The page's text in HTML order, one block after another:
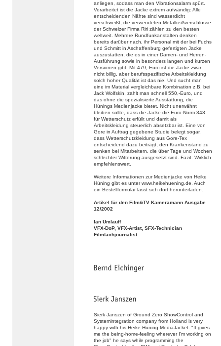
anliegen, sodass man den Vibrationsalarm spürt.
Verarbeitet ist die Jacke extrem aufwändig: Alle
entscheidenden Nähte sind wasserdicht
verschweißt, die verwendeten Metallreißverschlüsse
der Schweizer Firma Riri zählen zu den besten
weltweit. Mehrere Rundfunkanstalten denken
bereits darüber nach, ihr Personal mit der bei Fuchs
und Schmitt in Aschaffenburg gefertigten Jacke
auszustatten, die es in einer Damen- und Herren-
Ausführung sowie in besonders langen und kurzen
Versionen gibt. Mit 479,-Euro ist die Jacke zwar
nicht billig, aber berufsspezifische Arbeitskleidung
solch hoher Qualität ist das nie. Und sucht man
eine im Material vergleichbare Kombination z.B. bei
Jack Wolfskin, zahlt man schnell 550,-Euro, und
das ohne die spezialisierte Ausstattung, die
Hünings Medienjacke bietet. Nicht unerwähnt
bleiben sollte, dass die Jacke die Euro-Norm 343
für Wetterschutz erfüllt und damit als
Arbeitskleidung steuerlich absetzbar ist. Eine von
Gore in Auftrag gegebene Studie belegt sogar,
dass Wetterschutzkleidung aus Gore-Tex
entscheidend dazu beiträgt, den Krankenstand zu
senken bei Mitarbeitern, die über Tage und Wochen
schlechter Witterung ausgesetzt sind. Fazit: Wirklich
empfehlenswert.
Weitere Informationen zur Medienjacke von Heike
Hüning gibt es unter www.heikehuening.de. Auch
ein Bestellformular lässt sich dort herunterladen.
Artikel für den Film&TV Kameramann Ausgabe
12/2002
Ian Umlauff
VFX-DoP, VFX-Artist, SFX-Technician
Filmfachjournalist
Sierk Janszen of Ground Zero ShowControl and
Systemintegration company from Holland is very
happy with his Heike Hüning MediaJacket. "It gives
me the being-home-feeling wherever I'm working on
the job" he says while programming the